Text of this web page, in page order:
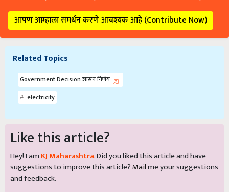
आपण आम्हाला समर्थन करणे आवश्यक आहे (Contribute Now)
Related Topics
Government Decision शासन निर्णय
electricity
Like this article?
Hey! I am KJ Maharashtra. Did you liked this article and have
suggestions to improve this article?Mailme your suggestions
and feedback.